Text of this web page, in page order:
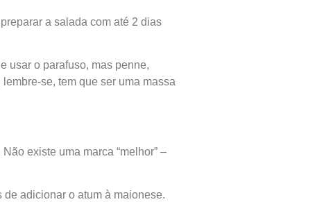
a salada com até 2 dias
usar o parafuso, mas penne,
se, tem que ser uma massa
existe uma marca “melhor” –
adicionar o atum à maionese.